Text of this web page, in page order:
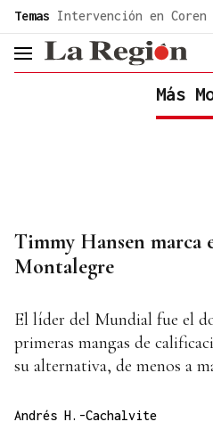
common.go-to-content
Temas Intervención en Coren
header.menu.open
Más
Timmy Hansen marca
Montalegre
El líder del Mundial fue el
primeras mangas de
su alternativa, de menos a
Andrés H.-Cachalvite